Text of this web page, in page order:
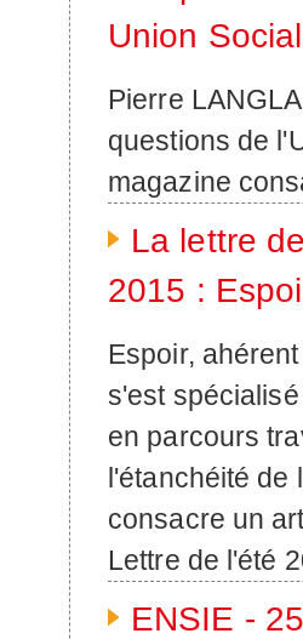
Union
Pierre
questions de
magazine
La lettre
2015 :
Espoir,
s'est
en parcours
l'étanchéité de
consacre un
Lettre de l'été
ENSIE -